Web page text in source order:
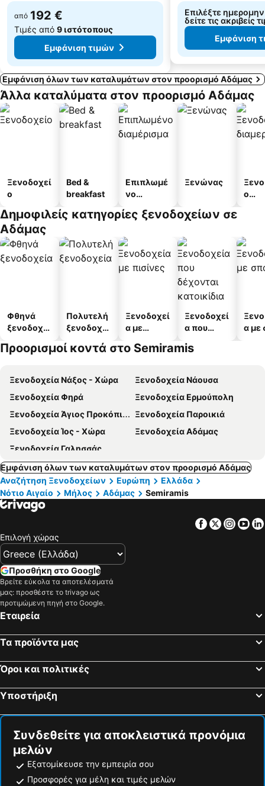
από 192 €
Τιμές από 9 ιστότοπους
Εμφάνιση τιμών
Επιλέξτε
δείτε τις ακριβείς
Εμφάνιση
Εμφάνιση όλων των καταλυμάτων στον προορισμό Αδάμας
Άλλα καταλύματα στον προορισμό Αδάμας
Ξενοδοχεί
ο
Bed &
breakfast
Επιπλωμέ
νο
α
Ξενώνας
ο
Δημοφιλείς κατηγορίες ξενοδοχείων σε
Αδάμας
Φθηνά
ξενοδοχεί
Πολυτελή
ξενοδοχεί
Ξενοδοχεί
α με
Ξενοδοχεί
α που
κατοικίδι
α με
Προορισμοί κοντά στο Semiramis
Ξενοδοχεία Νάξος - Χώρα
Ξενοδοχεία Νάουσα
Ξενοδοχεία Φηρά
Ξενοδοχεία Ερμούπολη
Ξενοδοχεία Άγιος Προκόπιος
Ξενοδοχεία Παροικιά
Ξενοδοχεία Ίος - Χώρα
Ξενοδοχεία Αδάμας
Ξενοδοχεία Γαλησσάς
Εμφάνιση όλων των καταλυμάτων στον προορισμό Αδάμας
Αναζήτηση Ξενοδοχείων
Ευρώπη
Ελλάδα
Νότιο Αιγαίο
Μήλος Αδάμας Semiramis
Facebook
Twitter
Επιλογή χώρας
Προσθήκη στο Google
Βρείτε εύκολα τα αποτελέσματά
μας: προσθέστε το trivago ως
προτιμώμενη πηγή στο Google.
Εταιρεία
Τα προϊόντα μας
Όροι και πολιτικές
Υποστήριξη
Συνδεθείτε για αποκλειστικά προνόμια
μελών
Εξατομίκευσε την εμπειρία σου
Προσφορές για μέλη και τιμές μελών